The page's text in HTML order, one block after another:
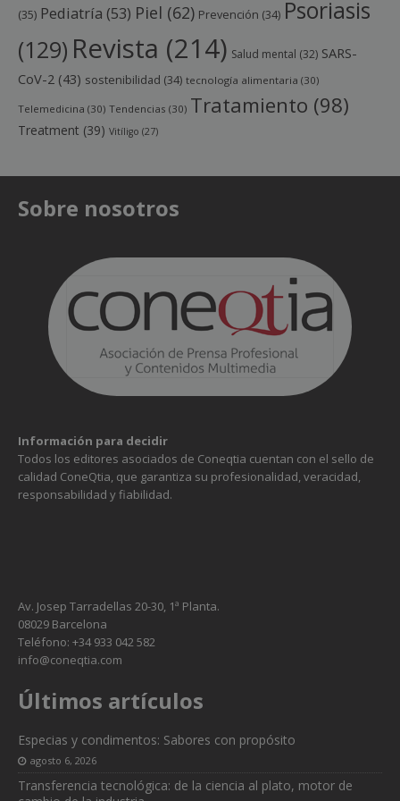
(35) Pediatría (53) Piel (62) Prevención (34) Psoriasis
(129) Revista (214) Salud mental (32) SARS-
CoV-2 (43) sostenibilidad (34) tecnología alimentaria (30)
Telemedicina (30) Tendencias (30) Tratamiento (98)
Treatment (39) Vitíligo (27)
Sobre nosotros
Información para decidir
Todos los editores asociados de Coneqtia cuentan con el sello de
calidad ConeQtia, que garantiza su profesionalidad, veracidad,
responsabilidad y fiabilidad.
Av. Josep Tarradellas 20-30, 1ª Planta.
08029 Barcelona
Teléfono: +34 933 042 582
info@coneqtia.com
Últimos artículos
Especias y condimentos: Sabores con propósito
agosto 6, 2026
Transferencia tecnológica: de la ciencia al plato, motor de